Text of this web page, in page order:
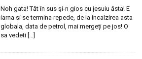
Noh gata! Tăt în sus şi-n gios cu jesuiu ăsta! E
iarna si se termina repede, de la incalzirea asta
globala, data de petrol, mai mergeți pe jos! O
sa vedeti […]